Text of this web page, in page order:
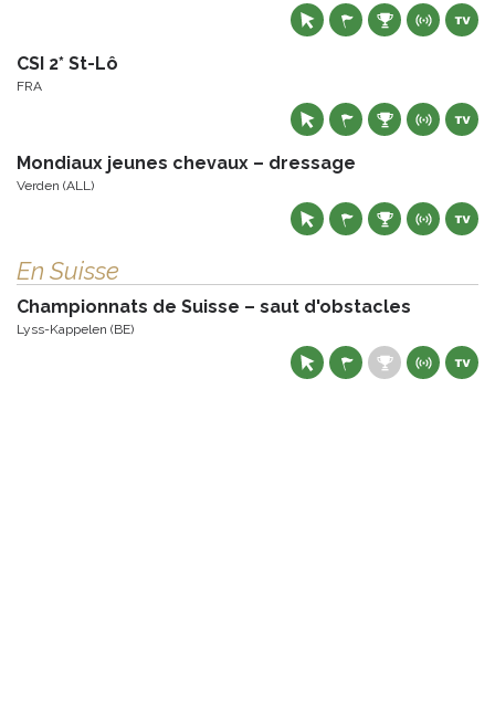
CSI 2* St-Lô
FRA
Mondiaux jeunes chevaux – dressage
Verden (ALL)
En Suisse
Championnats de Suisse – saut d'obstacles
Lyss-Kappelen (BE)